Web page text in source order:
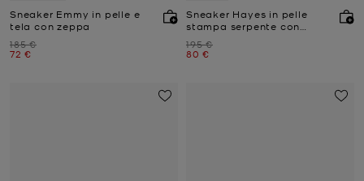
Sneaker Emmy in pelle e
tela con zeppa
Prezzo iniziale
185 €
Prezzo attuale
72 €
Sneaker Hayes in pelle
stampa serpente con
Prezzo iniziale
195 €
Prezzo attuale
80 €